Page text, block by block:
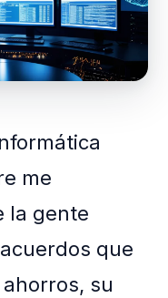
me
la gente
que
su